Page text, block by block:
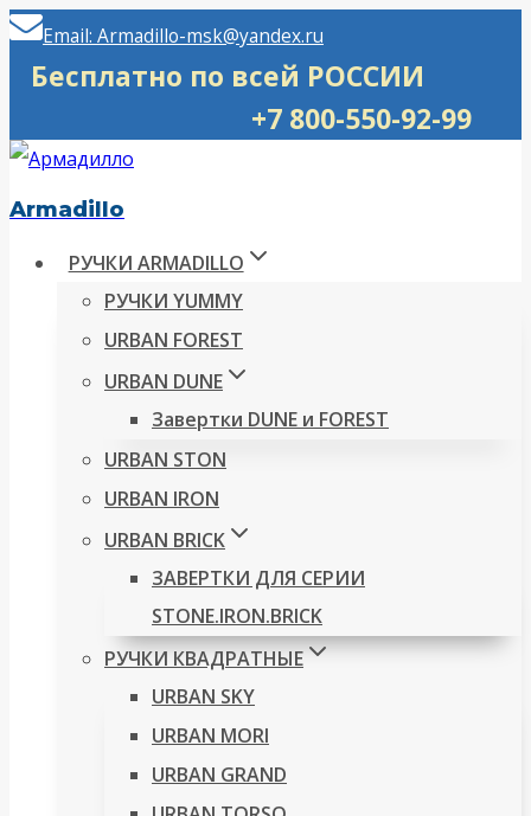
Перейти
Email: Armadillo-msk@yandex.ru
Бесплатно по всей РОССИИ
+7 800-550-92-99
Armadillo
РУЧКИ ARMADILLO
РУЧКИ YUMMY
URBAN FOREST
URBAN DUNE
Завертки DUNE и FOREST
URBAN STON
URBAN IRON
URBAN BRICK
ЗАВЕРТКИ ДЛЯ СЕРИИ
STONE.IRON.BRICK
РУЧКИ КВАДРАТНЫЕ
URBAN SKY
URBAN MORI
URBAN GRAND